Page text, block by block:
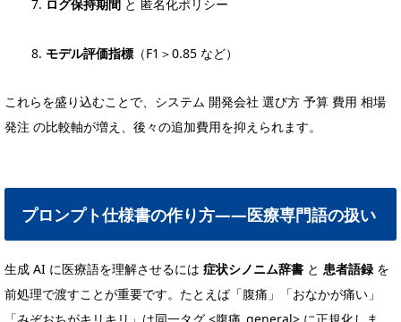
ログ保持期間 と 匿名化ポリシー
モデル評価指標 （F1＞0.85 など）
これらを盛り込むことで、システム 開発会社 選び方 予算 費用 相場
発注 の比較軸が増え、後々の追加費用を抑えられます。
プロンプト仕様書の作り方――医療専門語の扱い
生成 AI に医療語を理解させるには 症状シノニム辞書 と 患者語録 を
前処理で渡すことが重要です。たとえば「腹痛」「おなかが痛い」